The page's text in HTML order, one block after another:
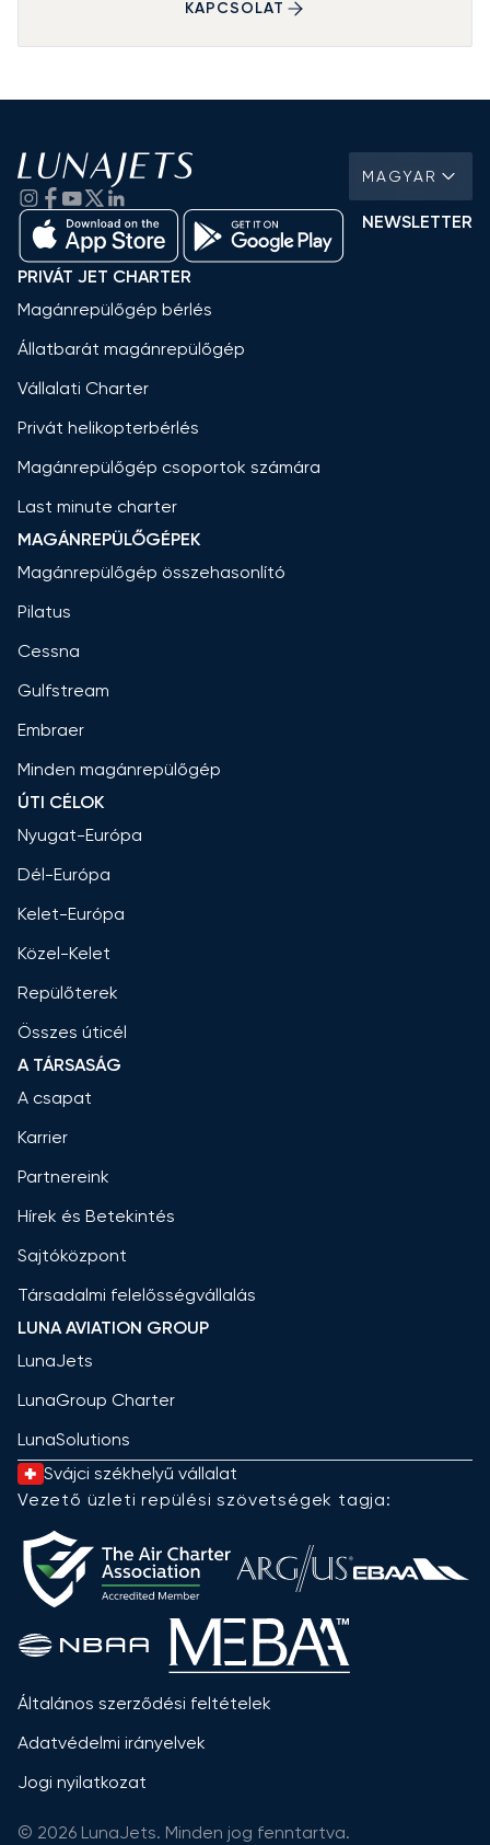
KAPCSOLAT
MAGYAR
NEWSLETTER
PRIVÁT JET CHARTER
Magánrepülőgép bérlés
Állatbarát magánrepülőgép
Vállalati Charter
Privát helikopterbérlés
Magánrepülőgép csoportok számára
Last minute charter
MAGÁNREPÜLŐGÉPEK
Magánrepülőgép összehasonlító
Pilatus
Cessna
Gulfstream
Embraer
Minden magánrepülőgép
ÚTI CÉLOK
Nyugat-Európa
Dél-Európa
Kelet-Európa
Közel-Kelet
Repülőterek
Összes úticél
A TÁRSASÁG
A csapat
Karrier
Partnereink
Hírek és Betekintés
Sajtóközpont
Társadalmi felelősségvállalás
LUNA AVIATION GROUP
LunaJets
LunaGroup Charter
LunaSolutions
Svájci székhelyű vállalat
Vezető üzleti repülési szövetségek tagja:
Általános szerződési feltételek
Adatvédelmi irányelvek
Jogi nyilatkozat
© 2026 LunaJets. Minden jog fenntartva.